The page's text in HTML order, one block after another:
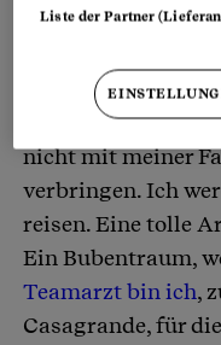
Artikel
Es war letzten
der Schweizer
wusste ich, ich
nicht mit meiner
verbringen. Ich
reisen. Eine tolle
Ein Bubentraum,
Teamarzt bin ich,
Casagrande, für
Liste der Partner